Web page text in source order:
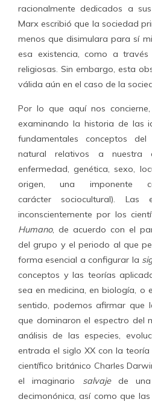
racionalmente dedicados a
Marx escribió que la sociedad
menos que disimulara para sí
esa existencia, como a
religiosas. Sin embargo, esta
válida aún en el caso de la
Por lo que aquí nos
examinando la historia de las
fundamentales conceptos del
natural relativos a nuestra
enfermedad, genética, sexo,
origen, una imponente
carácter sociocultural). Las
inconscientemente por los
Humano, de acuerdo con el
del grupo y el periodo al que
forma esencial a configurar la
conceptos y las teorías
sea en medicina, en biología, o
sentido, podemos afirmar que
que dominaron el espectro del
análisis de las especies,
entrada el siglo XX con la
científico británico Charles
el imaginario salvajede una
decimonónica, así como que